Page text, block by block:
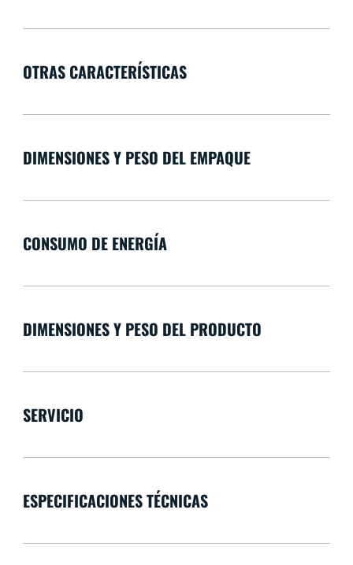
OTRAS CARACTERÍSTICAS
DIMENSIONES Y PESO DEL EMPAQUE
CONSUMO DE ENERGÍA
DIMENSIONES Y PESO DEL PRODUCTO
SERVICIO
ESPECIFICACIONES TÉCNICAS